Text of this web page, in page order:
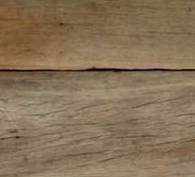
IMG_0968